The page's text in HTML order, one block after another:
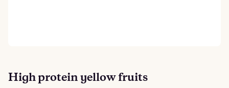
High protein yellow fruits